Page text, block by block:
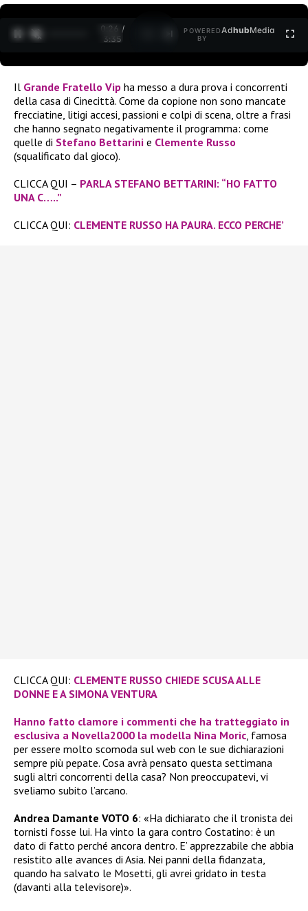
0:27 /
3:35
POWERED
BY
AdhubMedia
Il Grande Fratello Vip ha messo a dura prova i concorrenti
della casa di Cinecittà. Come da copione non sono mancate
frecciatine, litigi accesi, passioni e colpi di scena, oltre a frasi
che hanno segnato negativamente il programma: come
quelle di Stefano Bettarini e Clemente Russo
(squalificato dal gioco).
CLICCA QUI – PARLA STEFANO BETTARINI: “HO FATTO
UNA C…..”
CLICCA QUI: CLEMENTE RUSSO HA PAURA. ECCO PERCHE’
CLICCA QUI: CLEMENTE RUSSO CHIEDE SCUSA ALLE
DONNE E A SIMONA VENTURA
Hanno fatto clamore i commenti che ha tratteggiato in
esclusiva a Novella2000 la modella Nina Moric , famosa
per essere molto scomoda sul web con le sue dichiarazioni
sempre più pepate. Cosa avrà pensato questa settimana
sugli altri concorrenti della casa? Non preoccupatevi, vi
sveliamo subito l’arcano.
Andrea Damante VOTO 6: «Ha dichiarato che il tronista dei
tornisti fosse lui. Ha vinto la gara contro Costatino: è un
dato di fatto perché ancora dentro. E’ apprezzabile che abbia
resistito alle avances di Asia. Nei panni della fidanzata,
quando ha salvato le Mosetti, gli avrei gridato in testa
(davanti alla televisore)».